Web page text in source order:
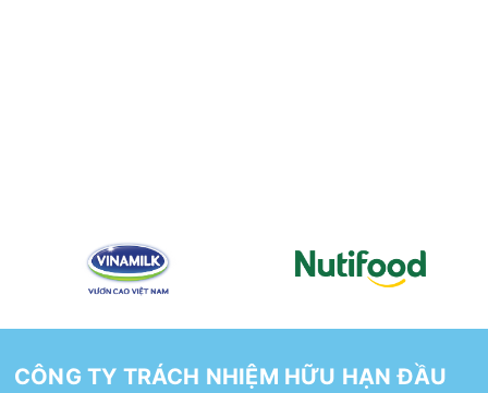
CÔNG TY TRÁCH NHIỆM HỮU HẠN ĐẦU